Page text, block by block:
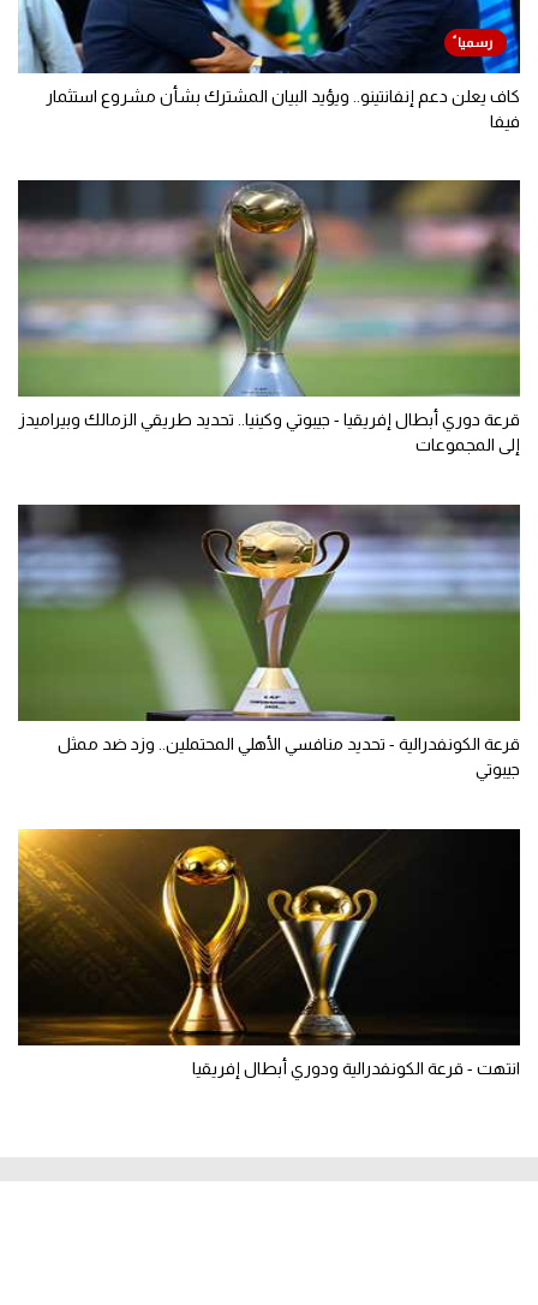
كاف يعلن دعم إنفانتينو.. ويؤيد البيان المشترك بشأن مشروع استثمار
فيفا
قرعة دوري أبطال إفريقيا - جيبوتي وكينيا.. تحديد طريقي الزمالك وبيراميدز
إلى المجموعات
قرعة الكونفدرالية - تحديد منافسي الأهلي المحتملين.. وزد ضد ممثل
جيبوتي
انتهت - قرعة الكونفدرالية ودوري أبطال إفريقيا